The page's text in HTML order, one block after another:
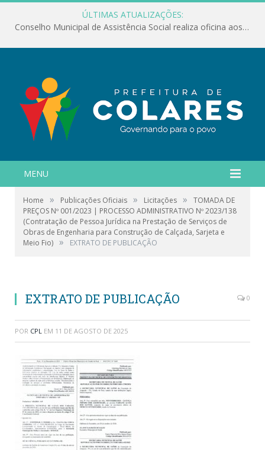
ÚLTIMAS ATUALIZAÇÕES:
Conselho Municipal de Assistência Social realiza oficina aos servidores
MENU
Home » Publicações Oficiais » Licitações »
TOMADA DE
PREÇOS Nº 001/2023 | PROCESSO ADMINISTRATIVO Nº 2023/138
(Contratação de Pessoa Jurídica na Prestação de Serviços de
Obras de Engenharia para Construção de Calçada, Sarjeta e
Meio Fio) » EXTRATO DE PUBLICAÇÃO
EXTRATO DE PUBLICAÇÃO 0
POR CPL EM 11 DE AGOSTO DE 2025